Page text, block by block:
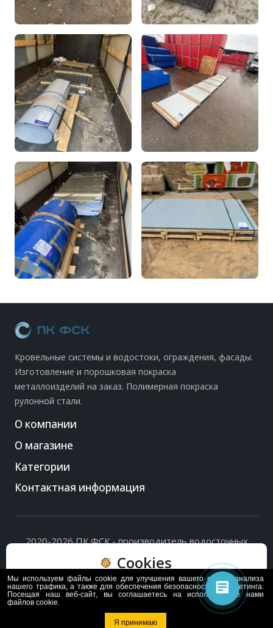
Кровельные системы и водостоки, ограждения, фасады.
Изготовление и порошковая покраска
металлоизделий на заказ. Полимерная покраска
рулонной стали.
О компании
О магазине
Категории
Контактная информация
2020-2026 ПК ФСК - производитель водосточных
Политика обработки персональных данных исогласие
на их обработку.
Cookies
Пользуясь сайтом, вы соглашаетесь с политикой
обработки и хранения данных Cookie
Согласен
Мы используем файлы cookie для улучшения вашего опыта, анализа
нашего трафика, а также для обеспечения безопасности и маркетинга.
Посещая наш веб-сайт, вы соглашаетесь на использование нами
файлов cookie.
Я принимаю